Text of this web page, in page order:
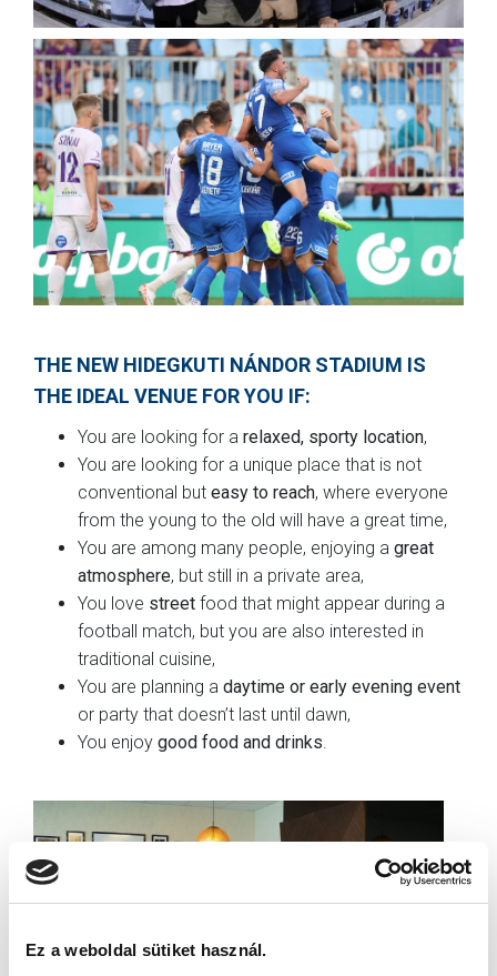
Ez a weboldal sütiket használ.
THE NEW HIDEGKUTI NÁNDOR STADIUM IS
THE IDEAL VENUE FOR YOU IF:
You are looking for a relaxed, sporty location,
You are looking for a unique place that is not
conventional but easy to reach, where everyone
from the young to the old will have a great time,
You are among many people, enjoying a great
atmosphere, but still in a private area,
You love street food that might appear during a
football match, but you are also interested in
traditional cuisine,
You are planning a daytime or early evening event
or party that doesn’t last until dawn,
You enjoy good food and drinks